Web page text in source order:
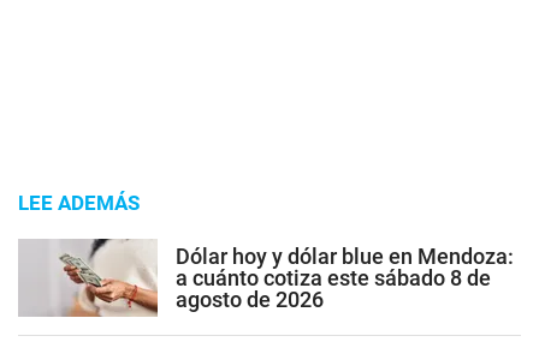
LEE ADEMÁS
Dólar hoy y dólar blue en Mendoza:
a cuánto cotiza este sábado 8 de
agosto de 2026